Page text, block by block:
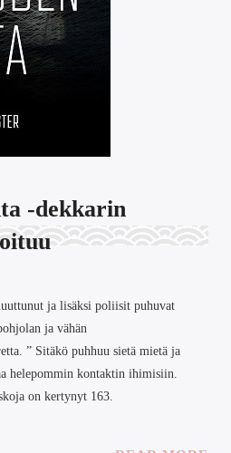
-dekkarin
ja lisäksi poliisit puhuvat
ja vähän
” Sitäkö puhhuu sietä mietä ja
helepommin kontaktin ihimisiin.
on kertynyt 163.